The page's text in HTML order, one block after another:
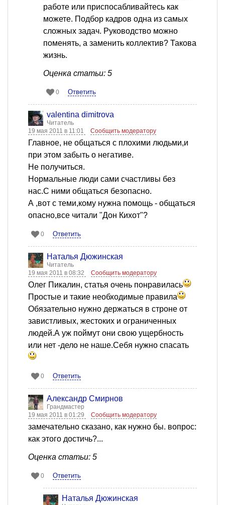
работе или приспосабливайтесь как
можете. Подбор кадров одна из самых
сложных задач. Руководство можно
поменять, а заменить коллектив? Такова
жизнь.
Оценка статьи: 5
0 Ответить
valentina dimitrova
Читатель
19 мая 2011 в 11:01
Сообщить модератору
Главное, не общаться с плохими людьми,и
при этом забыть о негативе.
Не получиться.
Нормальные люди сами счастливы без
нас.С ними общаться безопасно.
А ,вот с теми,кому нужна помощь - общаться
опасно,все читали "Дон Кихот"?
0 Ответить
Наталья Дюжинская
Читатель
19 мая 2011 в 08:32
Сообщить модератору
Олег Пикалин, статья очень понравилась
Простые и такие необходимые правила
Обязательно нужно держаться в строне от
завистливых, жестоких и ограниченных
людей.А уж поймут они свою ущербность
или нет -дело не наше.Себя нужно спасать
0 Ответить
Александр Смирнов
Грандмастер
19 мая 2011 в 01:29
Сообщить модератору
замечательно сказано, как нужно бы. вопрос:
как этого достичь?...
Оценка статьи: 5
0 Ответить
Наталья Дюжинская